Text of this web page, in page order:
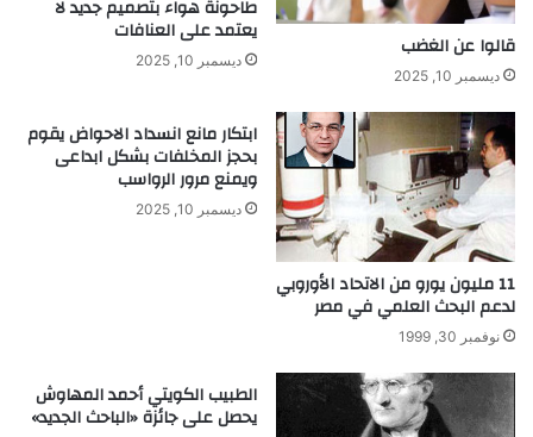
ي
ن
ا
ء
ا
ل
ط
ر
ل
ى
ه
ي
ل
س
قالوا عن الغضب
ديسمبر 10, 2025
طاحونة هواء بتصميم جديد لا
يعتمد على العنافات
ديسمبر 10, 2025
11 مليون يورو من الاتحاد الأوروبي
لدعم البحث العلمي في مصر
نوفمبر 30, 1999
ابتكار مانع انسداد الاحواض يقوم
بحجز المخلفات بشكل ابداعى
ويمنع مرور الرواسب
ديسمبر 10, 2025
الطبيب الكويتي أحمد المهاوش
يحصل على جائزة «الباحث الجديد»